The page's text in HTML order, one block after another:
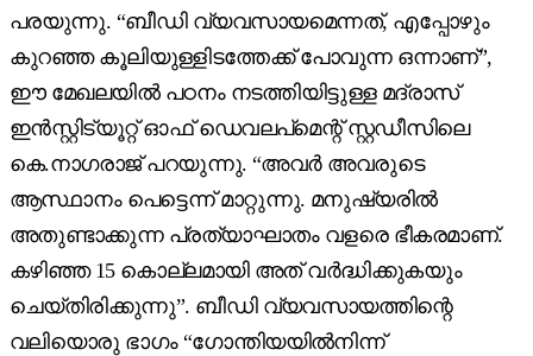
പരയുന്നു. “ബീഡി വ്യവസായമെന്നത്, എപ്പോഴും
കുറഞ്ഞ കൂലിയുള്ളിടത്തേക്ക് പോവുന്ന ഒന്നാണ്”,
ഈ മേഖലയിൽ പഠനം നടത്തിയിട്ടുള്ള മദ്രാസ്
ഇൻസ്റ്റിട്യൂറ്റ് ഓഫ് ഡെവലപ്മെന്റ് സ്റ്റഡീസിലെ
കെ.നാഗരാജ് പറയുന്നു. “അവർ അവരുടെ
ആസ്ഥാനം പെട്ടെന്ന് മാറ്റുന്നു. മനുഷ്യരിൽ
അതുണ്ടാക്കുന്ന പ്രത്യാഘാതം വളരെ ഭീകരമാണ്.
കഴിഞ്ഞ 15 കൊല്ലമായി അത് വർദ്ധിക്കുകയും
ചെയ്തിരിക്കുന്നു”. ബീഡി വ്യവസായത്തിന്റെ
വലിയൊരു ഭാഗം “ഗോന്തിയയിൽനിന്ന്